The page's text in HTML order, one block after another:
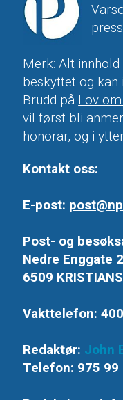
Merk: Alt
beskyttet og kan
Brudd på Lov
vil først bli
honorar, og i
Kontakt oss:
E-post:
Post- og
Nedre Enggate
6509
Vakttelefon:
Redaktør: John
Telefon: 975 99